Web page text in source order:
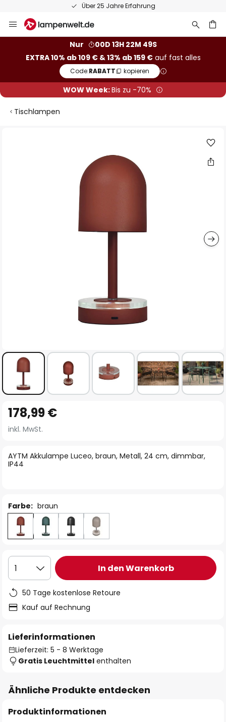
Über 25 Jahre Erfahrung
Inhalt
Nur
00D 13H 22M 48S
EXTRA 10% ab 109 € & 13% ab 159 €auf fast alles
Code:RABATT kopieren
WOW Week:Bis zu -70%
Tischlampen
Anfang
der
springen
AYTM Akkulampe Luceo, braun, Metall, 24 cm, dimmbar,
IP44
178,99 €
inkl. MwSt.
Farbe: braun
1 In den Warenkorb
50 Tage kostenlose Retoure
Kauf auf Rechnung
Lieferinformationen
Lieferzeit: 5 - 8 Werktage
Gratis Leuchtmittel enthalten
Ähnliche Produkte entdecken
Produktinformationen